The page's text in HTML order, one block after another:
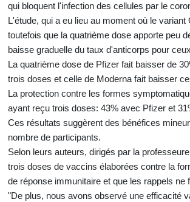
qui bloquent l'infection des cellules par le
L'étude, qui a eu lieu au moment où le
toutefois que la quatrième dose apporte peu
baisse graduelle du taux d'anticorps pour
La quatrième dose de Pfizer fait baisser de
trois doses et celle de Moderna fait baisser
La protection contre les formes
ayant reçu trois doses: 43% avec Pfizer et
Ces résultats suggèrent des bénéfices
nombre de participants.
Selon leurs auteurs, dirigés par la
trois doses de vaccins élaborées contre la
de réponse immunitaire et que les rappels
"De plus, nous avons observé une efficacité